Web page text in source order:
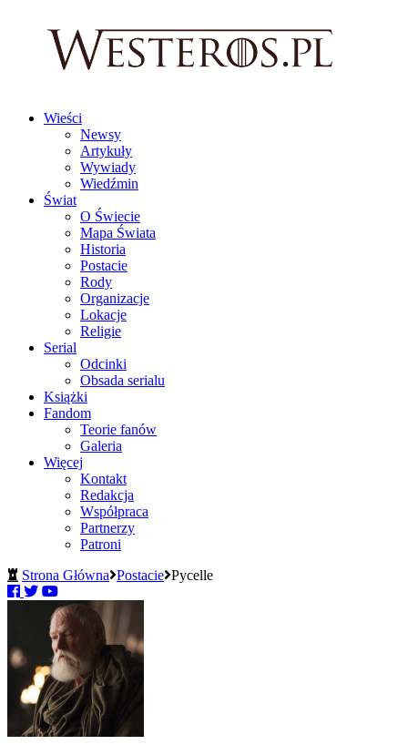
Wieści
Newsy
Artykuły
Wywiady
Wiedźmin
Świat
O Świecie
Mapa Świata
Historia
Postacie
Rody
Organizacje
Lokacje
Religie
Serial
Odcinki
Obsada serialu
Książki
Fandom
Teorie fanów
Galeria
Więcej
Kontakt
Redakcja
Współpraca
Partnerzy
Patroni
Strona Główna Postacie Pycelle